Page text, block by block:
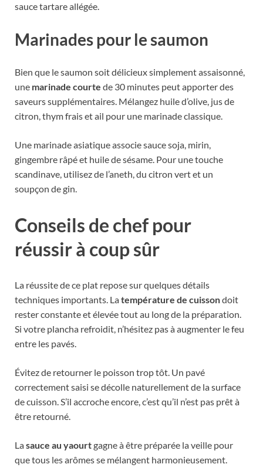
sauce tartare allégée.
Marinades pour le saumon
Bien que le saumon soit délicieux simplement assaisonné,
une marinade courte de 30 minutes peut apporter des
saveurs supplémentaires. Mélangez huile d’olive, jus de
citron, thym frais et ail pour une marinade classique.
Une marinade asiatique associe sauce soja, mirin,
gingembre râpé et huile de sésame. Pour une touche
scandinave, utilisez de l’aneth, du citron vert et un
soupçon de gin.
Conseils de chef pour
réussir à coup sûr
La réussite de ce plat repose sur quelques détails
techniques importants. Latempérature de cuissondoit
rester constante et élevée tout au long de la préparation.
Si votre plancha refroidit, n’hésitez pas à augmenter le feu
entre les pavés.
Évitez de retourner le poisson trop tôt. Un pavé
correctement saisi se décolle naturellement de la surface
de cuisson. S’il accroche encore, c’est qu’il n’est pas prêt à
être retourné.
Lasauce au yaourtgagne à être préparée la veille pour
que tous les arômes se mélangent harmonieusement.